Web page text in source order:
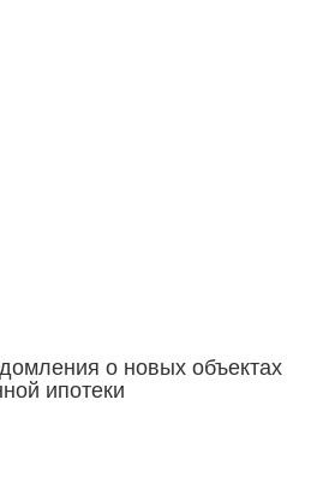
о новых объектах
ипотеки